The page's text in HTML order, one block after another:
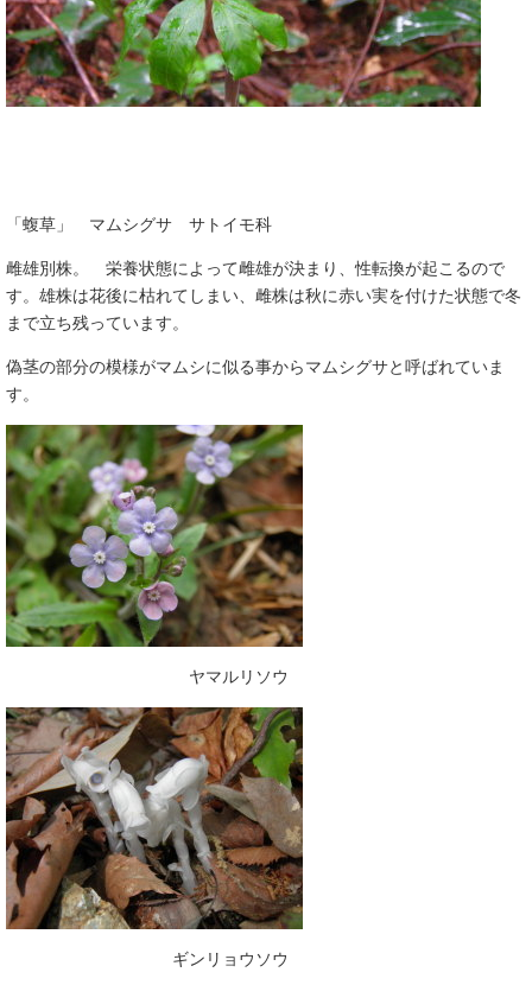
「蝮草」 マムシグサ サトイモ科
雌雄別株。 栄養状態によって雌雄が決まり、性転換が起こるので
す。雄株は花後に枯れてしまい、雌株は秋に赤い実を付けた状態で冬
まで立ち残っています。
偽茎の部分の模様がマムシに似る事からマムシグサと呼ばれていま
す。
ヤマルリソウ
ギンリョウソウ